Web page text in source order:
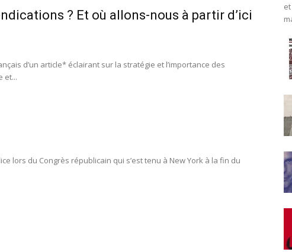
? Et où allons-nous à partir d’ici
d’un article* éclairant sur la stratégie et l’importance des
et...
lors du Congrès républicain qui s’est tenu à New York à la fin du